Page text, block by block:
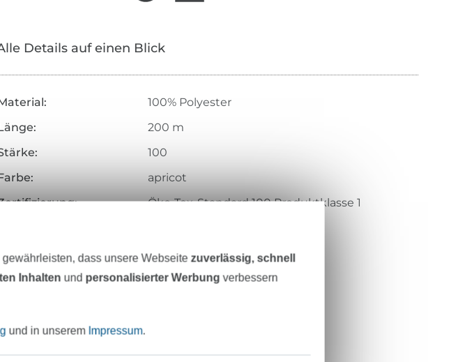
Details auf einen Blick
100% Polyester
200 m
100
apricot
Öko-Tex-Standard 100 Produktklasse 1
2001AN1274
200M-586
dass unsere Webseitezuverlässig, schnell
Inhalten und personalisierter Werbung verbessern
und in unserem Impressum.